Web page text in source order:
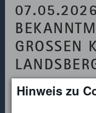
GROSSEN
Vollzug des
Hinweis zu